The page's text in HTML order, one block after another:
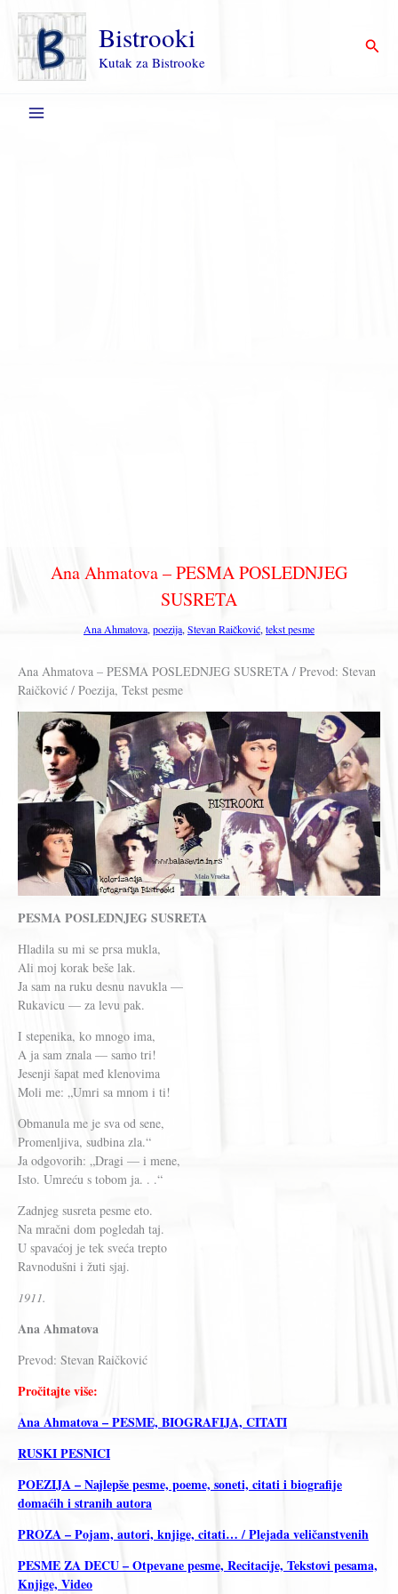
Пређи
садржај
Bistrooki
Kutak za Bistrooke
Ana Ahmatova – PESMA POSLEDNJEG
SUSRETA
Ana Ahmatova, poezija, Stevan Raičković, tekst pesme
Ana Ahmatova – PESMA POSLEDNJEG SUSRETA / Prevod: Stevan
Raičković / Poezija, Tekst pesme
PESMA POSLEDNJEG SUSRETA
Hladila su mi se prsa mukla,
Ali moj korak beše lak.
Ja sam na ruku desnu navukla —
Rukavicu — za levu pak.
I stepenika, ko mnogo ima,
A ja sam znala — samo tri!
Jesenji šapat međ klenovima
Moli me: „Umri sa mnom i ti!
Obmanula me je sva od sene,
Promenljiva, sudbina zla.“
Ja odgovorih: „Dragi — i mene,
Isto. Umreću s tobom ja. . .“
Zadnjeg susreta pesme eto.
Na mračni dom pogledah taj.
U spavaćoj je tek sveća trepto
Ravnodušni i žuti sjaj.
1911.
Ana Ahmatova
Prevod: Stevan Raičković
Pročitajte više:
Ana Ahmatova – PESME, BIOGRAFIJA, CITATI
RUSKI PESNICI
POEZIJA – Najlepše pesme, poeme, soneti, citati i biografije
domaćih i stranih autora
PROZA – Pojam, autori, knjige, citati… / Plejada veličanstvenih
PESME ZA DECU – Otpevane pesme, Recitacije, Tekstovi pesama,
Knjige, Video